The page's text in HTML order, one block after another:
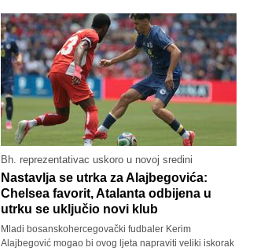
Bh. reprezentativac uskoro u novoj sredini
Nastavlja se utrka za Alajbegovića:
Chelsea favorit, Atalanta odbijena u
utrku se uključio novi klub
Mladi bosanskohercegovački fudbaler Kerim
Alajbegović mogao bi ovog ljeta napraviti veliki iskorak